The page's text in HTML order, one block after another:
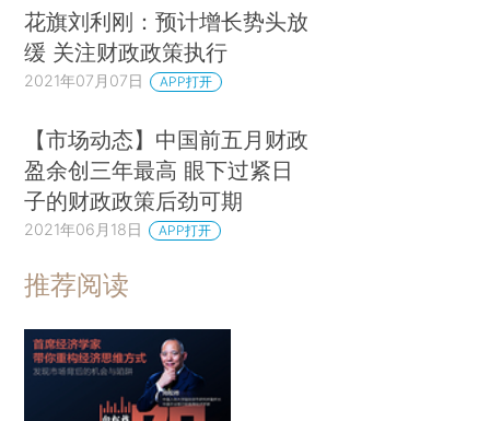
花旗刘利刚：预计增长势头放
缓 关注财政政策执行
2021年07月07日 APP打开
【市场动态】中国前五月财政
盈余创三年最高 眼下过紧日
子的财政政策后劲可期
2021年06月18日 APP打开
推荐阅读